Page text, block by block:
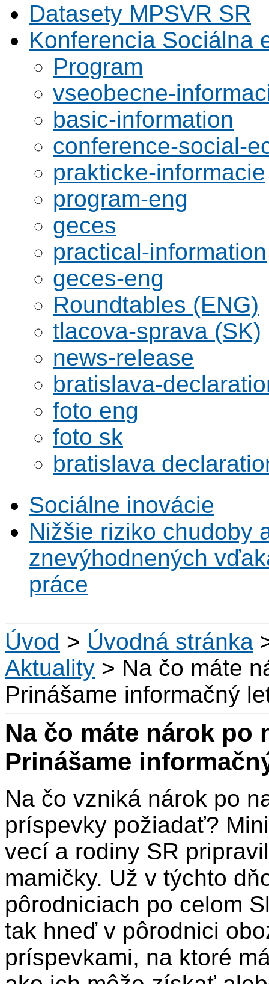
Datasety MPSVR SR
Konferencia Sociálna
Program
vseobecne-
basic-information
conference-social-
prakticke-informacie
program-eng
geces
practical-information
geces-eng
Roundtables (ENG)
tlacova-sprava (SK)
news-release
bratislava-
foto eng
foto sk
bratislava
Sociálne inovácie
Nižšie riziko chudoby
znevýhodnených
práce
Úvod > Úvodná stránka
Aktuality > Na čo máte
Prinášame informačný
Na čo máte nárok
Prinášame
Na čo vzniká nárok po
príspevky požiadať?
vecí a rodiny SR
mamičky. Už v týchto
pôrodniciach po celom
tak hneď v pôrodnici
príspevkami, na ktoré